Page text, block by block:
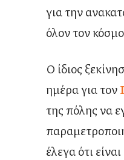
για την
όλον τον
Ο ίδιος
ημέρα για τον
της πόλης να
έλεγα ότι